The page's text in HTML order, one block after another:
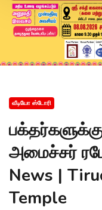
வீடியோ ஸ்டோரி
அமைச்சர்
News |
Temple